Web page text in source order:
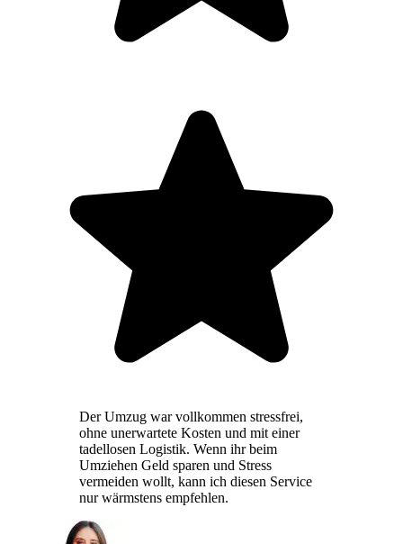
Der Umzug war vollkommen stressfrei,
ohne unerwartete Kosten und mit einer
tadellosen Logistik. Wenn ihr beim
Umziehen Geld sparen und Stress
vermeiden wollt, kann ich diesen Service
nur wärmstens empfehlen.